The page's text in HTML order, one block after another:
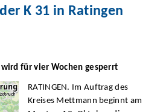
K 31 in Ratingen
für vier Wochen gesperrt
RATINGEN. Im Auftrag des
Kreises Mettmann beginnt am